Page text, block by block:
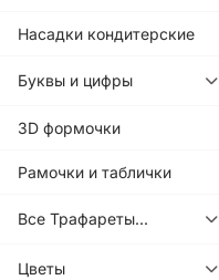
Насадки кондитерские
Буквы и цифры
3D формочки
Рамочки и таблички
Все Трафареты...
Цветы